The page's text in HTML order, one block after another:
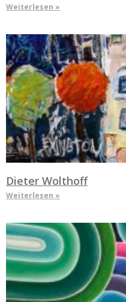
Weiterlesen »
Dieter Wolthoff
Weiterlesen »